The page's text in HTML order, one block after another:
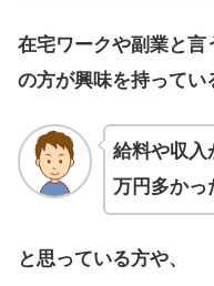
在宅ワークや副業と言
の方が興味を持ってい
給料や収入
万円多かっ
と思っている方や、